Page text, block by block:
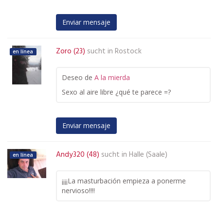
Enviar mensaje
en línea Zoro (23) sucht in Rostock
Deseo de A la mierda
Sexo al aire libre ¿qué te parece =?
Enviar mensaje
en línea Andy320 (48) sucht in Halle (Saale)
¡¡¡¡La masturbación empieza a ponerme
nervioso!!!!